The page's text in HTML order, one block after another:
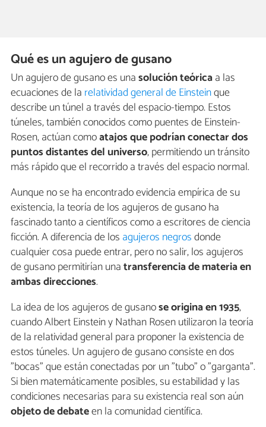
Qué es un agujero de gusano
Un agujero de gusano es unasolución teóricaa las
ecuaciones de la relatividad general de Einsteinque
describe un túnel a través del espacio-tiempo. Estos
túneles, también conocidos como puentes de Einstein-
Rosen, actúan comoatajos que podrían conectar dos
puntos distantes del universo, permitiendo un tránsito
más rápido que el recorrido a través del espacio normal.
Aunque no se ha encontrado evidencia empírica de su
existencia, la teoría de los agujeros de gusano ha
fascinado tanto a científicos como a escritores de ciencia
ficción. A diferencia de los agujeros negrosdonde
cualquier cosa puede entrar, pero no salir, los agujeros
de gusano permitirían unatransferencia de materia en
ambas direcciones.
La idea de los agujeros de gusanose origina en 1935,
cuando Albert Einstein y Nathan Rosen utilizaron la teoría
de la relatividad general para proponer la existencia de
estos túneles. Un agujero de gusano consiste en dos
"bocas" que están conectadas por un "tubo" o "garganta".
Si bien matemáticamente posibles, su estabilidad y las
condiciones necesarias para su existencia real son aún
objeto de debateen la comunidad científica.